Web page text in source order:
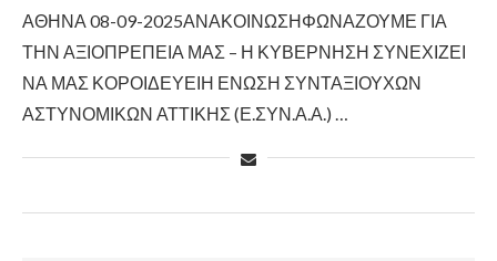
ΑΘΗΝΑ 08-09-2025ΑΝΑΚΟΙΝΩΣΗΦΩΝΑΖΟΥΜΕ ΓΙΑ
ΤΗΝ ΑΞΙΟΠΡΕΠΕΙΑ ΜΑΣ – Η ΚΥΒΕΡΝΗΣΗ ΣΥΝΕΧΙΖΕΙ
ΝΑ ΜΑΣ ΚΟΡΟΙΔΕΥΕΙΗ ΕΝΩΣΗ ΣΥΝΤΑΞΙΟΥΧΩΝ
ΑΣΤΥΝΟΜΙΚΩΝ ΑΤΤΙΚΗΣ (Ε.ΣΥΝ.Α.Α.) …